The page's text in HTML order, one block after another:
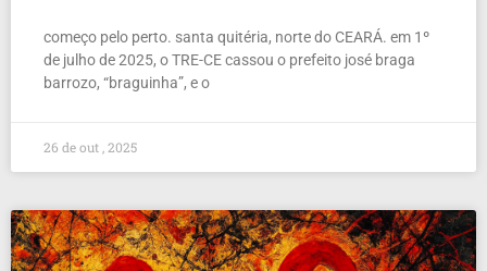
começo pelo perto. santa quitéria, norte do CEARÁ. em 1º
de julho de 2025, o TRE-CE cassou o prefeito josé braga
barrozo, “braguinha”, e o
26 de out , 2025